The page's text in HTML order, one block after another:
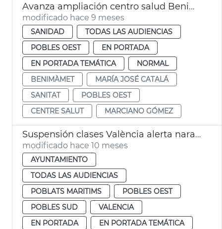
Avanza ampliación centro salud Benimámet
modificado hace 9 meses
SANIDAD
TODAS LAS AUDIENCIAS
POBLES OEST
EN PORTADA
EN PORTADA TEMÁTICA
NORMAL
BENIMÀMET
MARÍA JOSÉ CATALÁ
SANITAT
POBLES OEST
CENTRE SALUT
MARCIANO GÓMEZ
Suspensión clases València alerta naranja lluvias
modificado hace 10 meses
AYUNTAMIENTO
TODAS LAS AUDIENCIAS
POBLATS MARITIMS
POBLES OEST
POBLES SUD
VALENCIA
EN PORTADA
EN PORTADA TEMÁTICA